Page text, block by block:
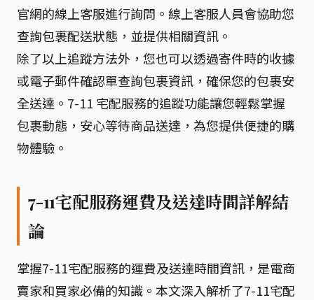
官網的線上客服進行詢問。線上客服人員會協助您
查詢包裹配送狀態，並提供相關資訊。
除了以上追蹤方法外，您也可以透過寄件時的收據
或電子郵件確認單查詢包裹資訊，確保您的包裹安
全送達。7-11 宅配服務的追蹤功能讓您輕鬆掌握
包裹動態，安心等待商品送達，為您提供便捷的購
物體驗。
7-11宅配服務運費及送達時間詳解結
論
掌握7-11宅配服務的運費及送達時間資訊，是電商
賣家和買家必備的知識。本文深入解析了7-11宅配